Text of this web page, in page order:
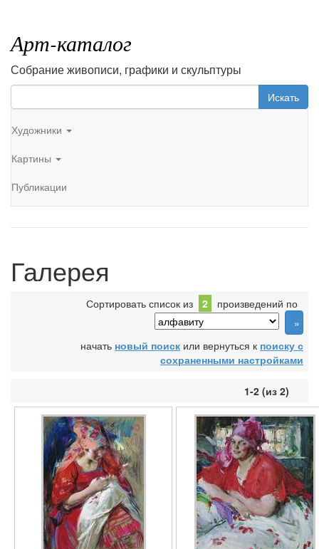
Арт-каталог
Собрание живописи, графики и скульптуры
Искать
Художники
Картины
Публикации
Галерея
Сортировать список из 2 произведений по
начать новый поиск или вернуться к поиску с
сохраненными настройками
1-2 (из 2)